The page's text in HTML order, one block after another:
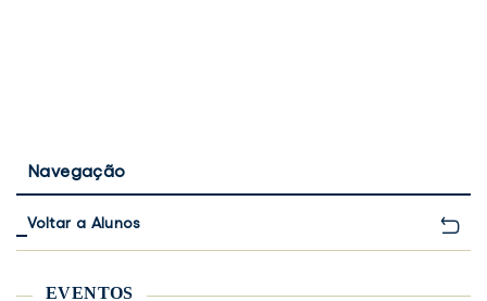
Navegação
Voltar a Alunos
EVENTOS